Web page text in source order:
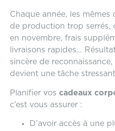
Chaque année, les mêmes
de production trop serrés,
en novembre, frais
livraisons rapides…
sincère de
devient une tâche
Planifier vos cadeaux
c’est vous assurer :
D’avoir accès à une